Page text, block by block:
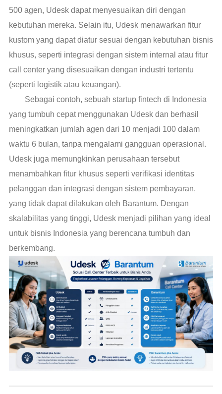
500 agen, Udesk dapat menyesuaikan diri dengan
kebutuhan mereka. Selain itu, Udesk menawarkan fitur
kustom yang dapat diatur sesuai dengan kebutuhan bisnis
khusus, seperti integrasi dengan sistem internal atau fitur
call center yang disesuaikan dengan industri tertentu
(seperti logistik atau keuangan).
Sebagai contoh, sebuah startup fintech di Indonesia
yang tumbuh cepat menggunakan Udesk dan berhasil
meningkatkan jumlah agen dari 10 menjadi 100 dalam
waktu 6 bulan, tanpa mengalami gangguan operasional.
Udesk juga memungkinkan perusahaan tersebut
menambahkan fitur khusus seperti verifikasi identitas
pelanggan dan integrasi dengan sistem pembayaran,
yang tidak dapat dilakukan oleh Barantum. Dengan
skalabilitas yang tinggi, Udesk menjadi pilihan yang ideal
untuk bisnis Indonesia yang berencana tumbuh dan
berkembang.